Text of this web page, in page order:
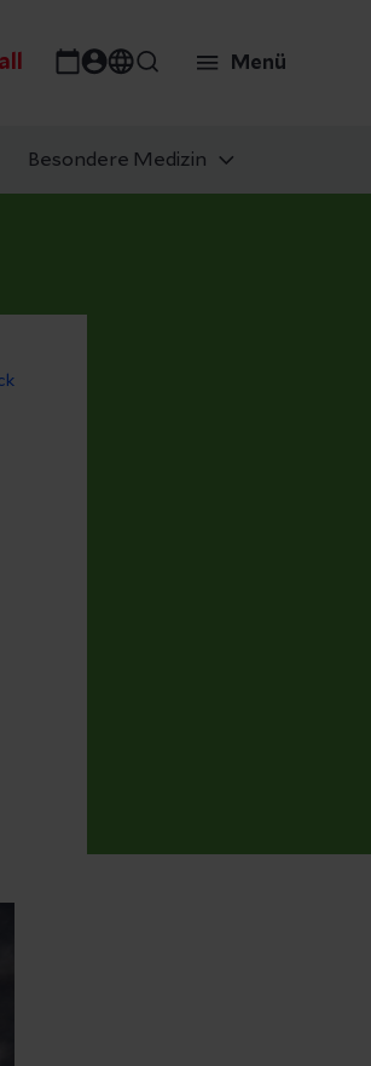
Menü
Besondere Medizin